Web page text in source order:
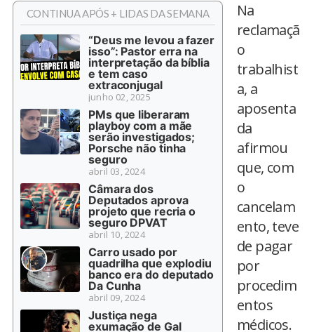
CONTINUA APÓS + LIDAS DA SEMANA
“Deus me levou a fazer
isso”: Pastor erra na
interpretação da bíblia
e tem caso
extraconjugal
junho 02, 2025
PMs que liberaram
playboy com a mãe
serão investigados;
Porsche não tinha
seguro
abril 03, 2024
Câmara dos
Deputados aprova
projeto que recria o
seguro DPVAT
abril 10, 2024
Carro usado por
quadrilha que explodiu
banco era do deputado
Da Cunha
abril 09, 2024
Justiça nega
exumação de Gal
Na
reclamaçã
o
trabalhist
a, a
aposenta
da
afirmou
que, com
o
cancelam
ento, teve
de pagar
por
procedim
entos
médicos.